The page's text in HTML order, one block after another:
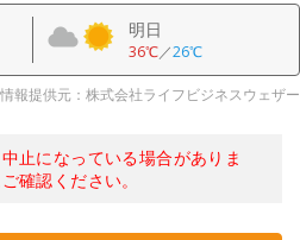
明日
36℃／26℃
報提供元：株式会社ライフビジネスウェザー
止になっている場合がありま
確認ください。